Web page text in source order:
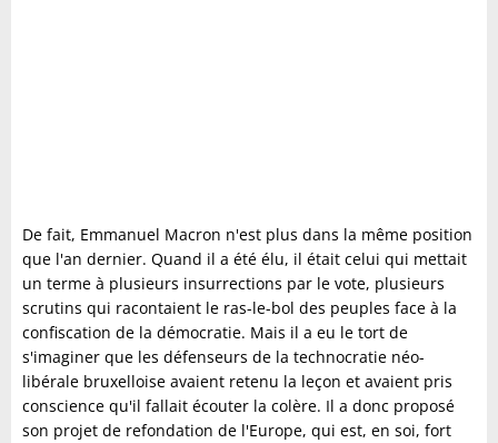
De fait, Emmanuel Macron n'est plus dans la même position
que l'an dernier. Quand il a été élu, il était celui qui mettait
un terme à plusieurs insurrections par le vote, plusieurs
scrutins qui racontaient le ras-le-bol des peuples face à la
confiscation de la démocratie. Mais il a eu le tort de
s'imaginer que les défenseurs de la technocratie néo-
libérale bruxelloise avaient retenu la leçon et avaient pris
conscience qu'il fallait écouter la colère. Il a donc proposé
son projet de refondation de l'Europe, qui est, en soi, fort